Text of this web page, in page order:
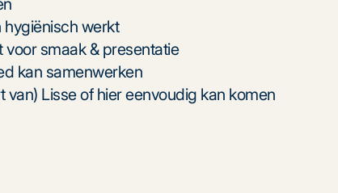
werkt
voor smaak & presentatie
kan samenwerken
van) Lisse of hier eenvoudig kan komen